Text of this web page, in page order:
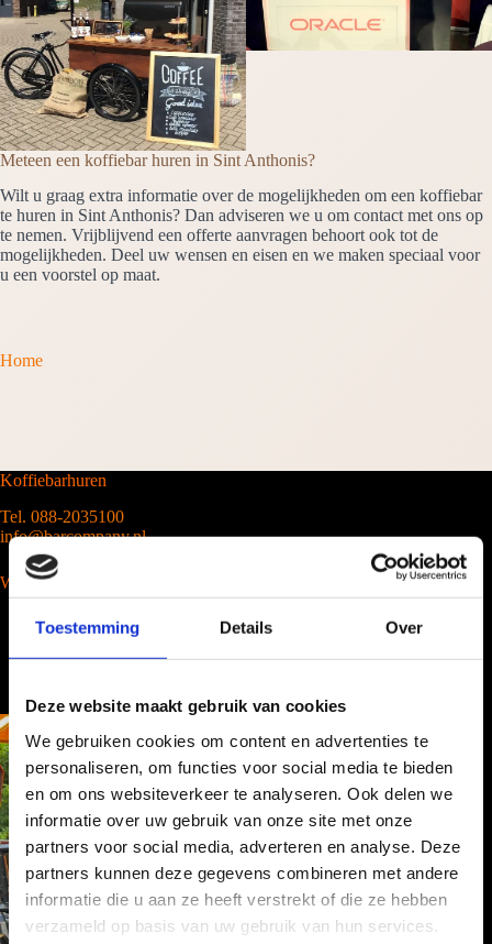
Toestemming Details Over
Deze website maakt gebruik van cookies
We gebruiken cookies om content en advertenties te
personaliseren, om functies voor social media te bieden
en om ons websiteverkeer te analyseren. Ook delen we
informatie over uw gebruik van onze site met onze
partners voor social media, adverteren en analyse. Deze
partners kunnen deze gegevens combineren met andere
informatie die u aan ze heeft verstrekt of die ze hebben
verzameld op basis van uw gebruik van hun services.
Meteen een koffiebar huren in Sint Anthonis?
Wilt u graag extra informatie over de mogelijkheden om een koffiebar
te huren in Sint Anthonis? Dan adviseren we u om contact met ons op
te nemen. Vrijblijvend een offerte aanvragen behoort ook tot de
mogelijkheden. Deel uw wensen en eisen en we maken speciaal voor
u een voorstel op maat.
Home
Koffiebarhuren
Tel. 088-2035100
info@barcompany.nl
Wij werken landelijk